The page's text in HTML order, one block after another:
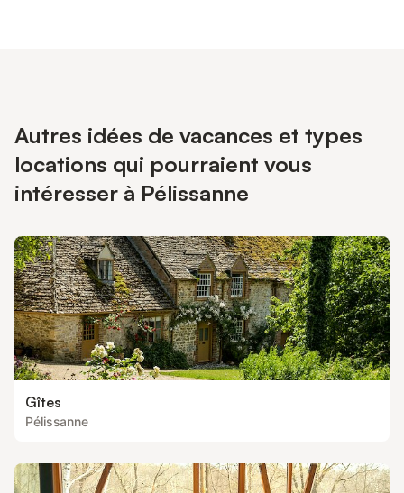
Autres idées de vacances et types
locations qui pourraient vous
intéresser à Pélissanne
Gîtes
Pélissanne